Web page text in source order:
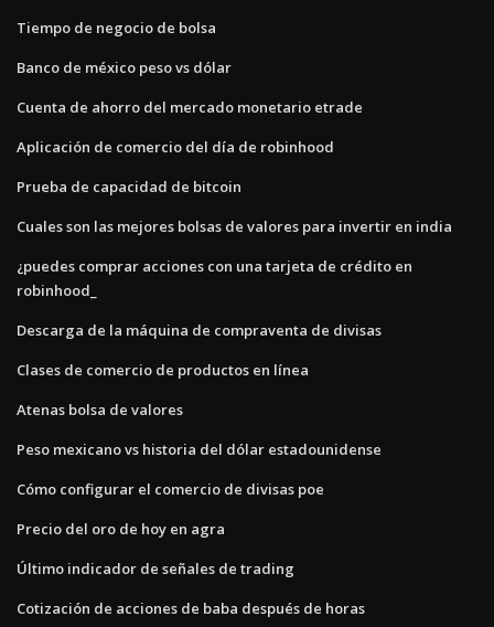
Tiempo de negocio de bolsa
Banco de méxico peso vs dólar
Cuenta de ahorro del mercado monetario etrade
Aplicación de comercio del día de robinhood
Prueba de capacidad de bitcoin
Cuales son las mejores bolsas de valores para invertir en india
¿puedes comprar acciones con una tarjeta de crédito en
robinhood_
Descarga de la máquina de compraventa de divisas
Clases de comercio de productos en línea
Atenas bolsa de valores
Peso mexicano vs historia del dólar estadounidense
Cómo configurar el comercio de divisas poe
Precio del oro de hoy en agra
Último indicador de señales de trading
Cotización de acciones de baba después de horas